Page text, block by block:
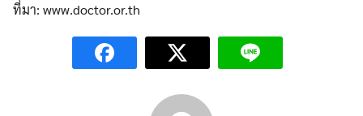
ที่มา: www.doctor.or.th